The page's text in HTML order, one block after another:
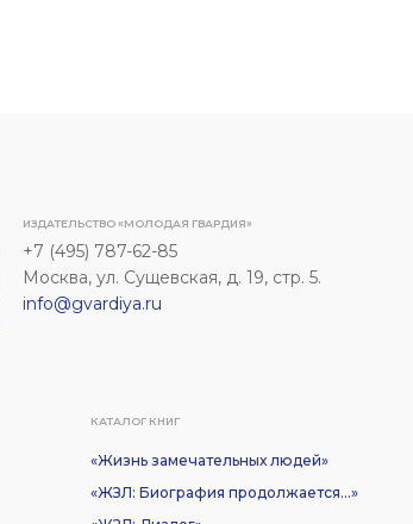
ИЗДАТЕЛЬСТВО «МОЛОДАЯ ГВАРДИЯ»
+7 (495) 787-62-85
Москва, ул. Сущевская, д. 19, стр. 5.
info@gvardiya.ru
КАТАЛОГ КНИГ
«Жизнь замечательных людей»
«ЖЗЛ: Биография продолжается...»